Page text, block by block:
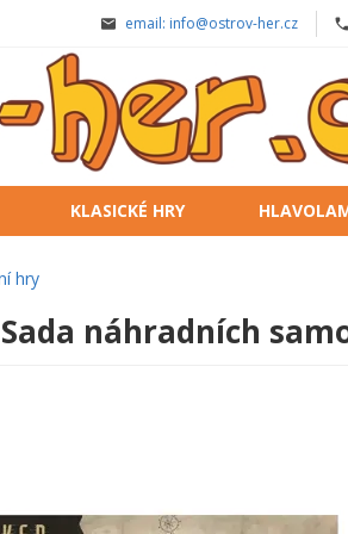
email: info@ostrov-her.cz
KLASICKÉ HRY
hry
Sada náhradních